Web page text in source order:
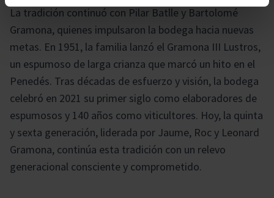
La tradición continuó con Pilar Batlle y Bartolomé
Gramona, quienes impulsaron la bodega hacia nuevas
metas. En 1951, la familia lanzó el Gramona III Lustros,
un espumoso de larga crianza que marcó un hito en el
Penedés. Tras décadas de esfuerzo y visión, la bodega
celebró en 2021 su primer siglo como elaboradores de
espumosos y 140 años como viticultores. Hoy, la quinta
y sexta generación, liderada por Jaume, Roc y Leonard
Gramona, continúa esta tradición con un relevo
generacional consciente y comprometido.